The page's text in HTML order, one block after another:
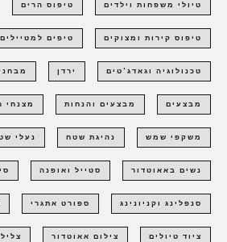
טיולי משפחות וילדים טיפוס הרים
טיפוס קירות ומצוקים טיפים למטיילים
טכנולוגיה וגאדג'טים ירדן
מבצעים מבצעים והנחות מצנחי
משקפי שמש נהיגת שטח נעלי
נשים באאוטדור סטייל ואופנה
סנפלינג וקניונינג ספורט אתגרי
ציוד טיולים צילום אאוטדור